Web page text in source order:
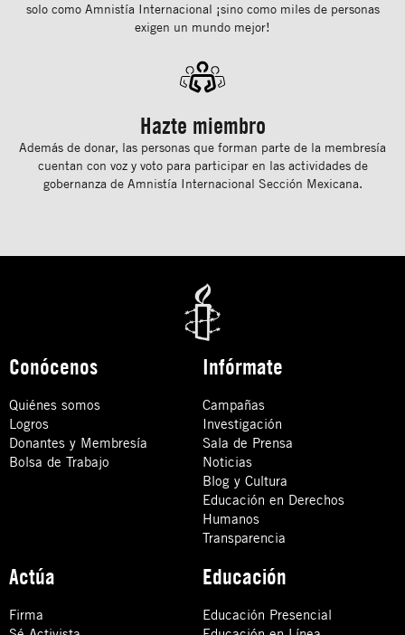
solo como Amnistía Internacional ¡sino como miles de personas
exigen un mundo mejor!
Hazte miembro
Además de donar, las personas que forman parte de la membresía
cuentan con voz y voto para participar en las actividades de
gobernanza de Amnistía Internacional Sección Mexicana.
Conócenos
Quiénes somos
Logros
Donantes y Membresía
Bolsa de Trabajo
Infórmate
Campañas
Investigación
Sala de Prensa
Noticias
Blog y Cultura
Educación en Derechos
Humanos
Transparencia
Actúa
Firma
Educación
Educación Presencial